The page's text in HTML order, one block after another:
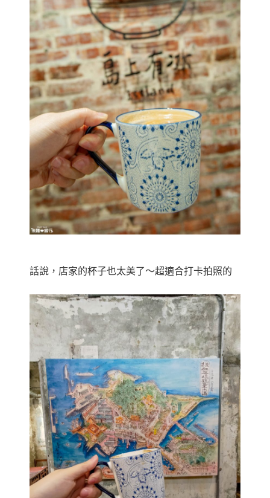
話說，店家的杯子也太美了～超適合打卡拍照的